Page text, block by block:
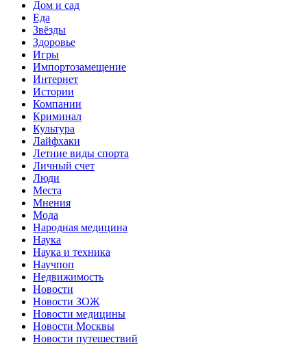
Дом и сад
Еда
Звёзды
Здоровье
Игры
Импортозамещение
Интернет
Истории
Компании
Криминал
Культура
Лайфхаки
Летние виды спорта
Личный счет
Люди
Места
Мнения
Мода
Народная медицина
Наука
Наука и техника
Научпоп
Недвижимость
Новости
Новости ЗОЖ
Новости медицины
Новости Москвы
Новости путешествий